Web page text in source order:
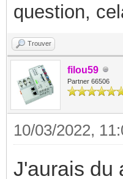
question,
Trouver
filou59
Partner 66506
10/03/2022,
J'aurais du